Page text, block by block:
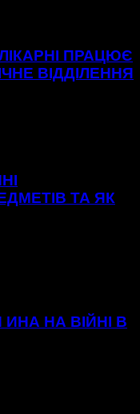
ПРАЦЮЄ
ВІДДІЛЕННЯ
ТА ЯК
НА ВІЙНІ В